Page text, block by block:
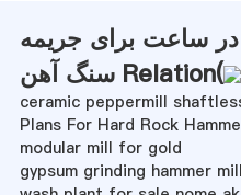
100 عدد در ساعت برای جریمه
سنگ آهن Relation(
ceramic peppermill
Plans For Hard Rock
modular mill for gold
gypsum grinding hammer